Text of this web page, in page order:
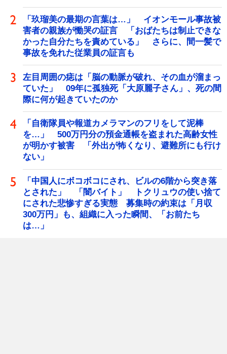
「玖瑠美の最期の言葉は…」 イオンモール事故被
害者の親族が慟哭の証言 「おばたちは制止できな
かった自分たちを責めている」 さらに、間一髪で
事故を免れた従業員の証言も
左目周囲の痣は「脳の動脈が破れ、その血が溜まっ
ていた」 09年に孤独死「大原麗子さん」、死の間
際に何が起きていたのか
「自衛隊員や報道カメラマンのフリをして泥棒
を…」 500万円分の預金通帳を盗まれた高齢女性
が明かす被害 「外出が怖くなり、避難所にも行け
ない」
「中国人にボコボコにされ、ビルの6階から突き落
とされた」 「闇バイト」 トクリュウの使い捨て
にされた悲惨すぎる実態 募集時の約束は「月収
300万円」も、組織に入った瞬間、「お前たち
は…」